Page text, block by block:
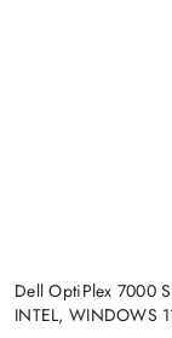
Dell OptiPlex 7000
INTEL, WINDOWS